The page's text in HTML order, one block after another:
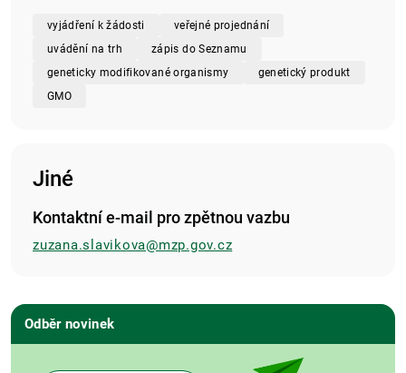
vyjádření k žádosti
veřejné projednání
uvádění na trh
zápis do Seznamu
geneticky modifikované organismy
genetický produkt
GMO
Jiné
Kontaktní e-mail pro zpětnou vazbu
zuzana.slavikova@mzp.gov.cz
Odběr novinek